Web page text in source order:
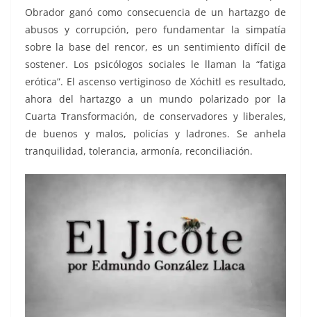
Obrador ganó como consecuencia de un hartazgo de
abusos y corrupción, pero fundamentar la simpatía
sobre la base del rencor, es un sentimiento difícil de
sostener. Los psicólogos sociales le llaman la “fatiga
erótica”. El ascenso vertiginoso de Xóchitl es resultado,
ahora del hartazgo a un mundo polarizado por la
Cuarta Transformación, de conservadores y liberales,
de buenos y malos, policías y ladrones. Se anhela
tranquilidad, tolerancia, armonía, reconciliación.